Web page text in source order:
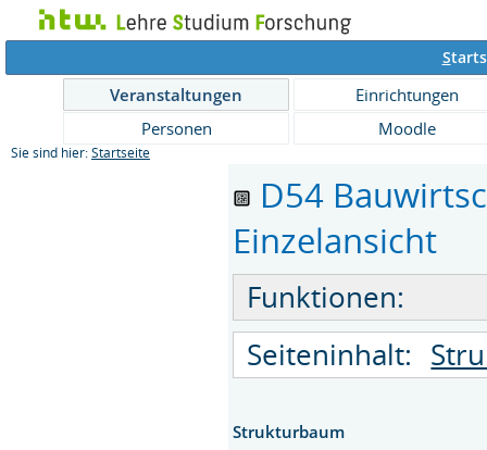
S
Veranstaltungen
Einrichtungen
Personen
Moodle
Sie sind hier: Startseite
D54
Einzelansicht
Funktionen:
Seiteninhalt:
Strukturbaum